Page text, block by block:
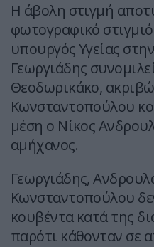
Η άβολη στιγμή
φωτογραφικό
υπουργός Υγείας
Γεωργιάδης
Θεοδωρικάκο,
Κωνσταντοπούλου
μέση ο Νίκος
αμήχανος.
Γεωργιάδης,
Κωνσταντοπούλου
κουβέντα κατά της
παρότι κάθονταν σε